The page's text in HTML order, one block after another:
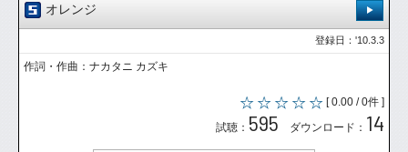
オレンジ
登録日：'10.3.3
作詞・作曲：ナカタニ カズキ
[ 0.00 / 0件 ]
試聴： 595 ダウンロード： 14